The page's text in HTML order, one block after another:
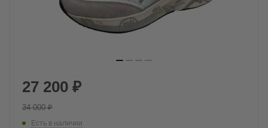
27 200 ₽
34 000₽
Есть в наличии